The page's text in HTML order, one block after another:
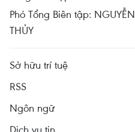
Phó Tổng Biên tập:
THỦY
Sở hữu trí tuệ
RSS
Ngôn ngữ
Dịch vụ tin